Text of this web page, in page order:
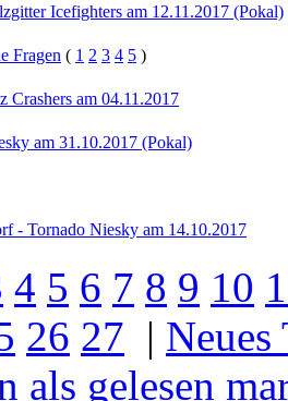
Icefighters am 12.11.2017 (Pokal)
Fragen ( 1 2 3 4 5 )
Crashers am 04.11.2017
am 31.10.2017 (Pokal)
- Tornado Niesky am 14.10.2017
4 5 6 7 8 9 10
26 27 | Neues
als gelesen